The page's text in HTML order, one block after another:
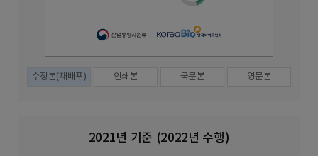
수정본(재배포) 인쇄본 국문본 영문본
2021년 기준 (2022년 수행)